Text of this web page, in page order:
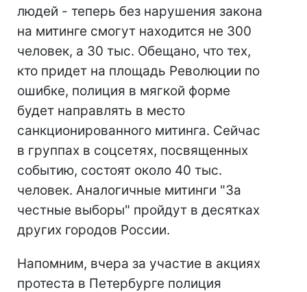
людей - теперь без нарушения закона
на митинге смогут находится не 300
человек, а 30 тыс. Обещано, что тех,
кто придет на площадь Революции по
ошибке, полиция в мягкой форме
будет направлять в место
санкционированного митинга. Сейчас
в группах в соцсетях, посвященных
событию, состоят около 40 тыс.
человек. Аналогичные митинги "За
честные выборы" пройдут в десятках
других городов России.
Напомним, вчера за участие в акциях
протеста в Петербурге полиция